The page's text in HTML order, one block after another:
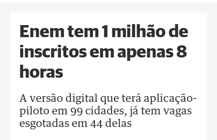
Enem tem 1 milhão de
inscritos em apenas 8
horas
A versão digital que terá aplicação-
piloto em 99 cidades, já tem vagas
esgotadas em 44 delas